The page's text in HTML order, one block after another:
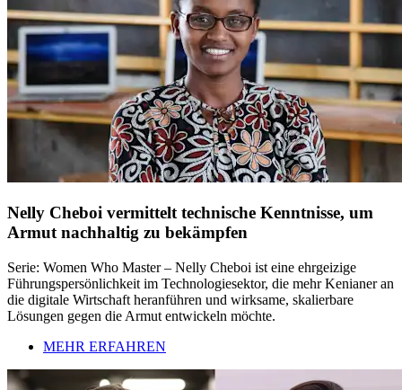
Nelly Cheboi vermittelt technische Kenntnisse, um
Armut nachhaltig zu bekämpfen
Serie: Women Who Master – Nelly Cheboi ist eine ehrgeizige
Führungspersönlichkeit im Technologiesektor, die mehr Kenianer an
die digitale Wirtschaft heranführen und wirksame, skalierbare
Lösungen gegen die Armut entwickeln möchte.
MEHR ERFAHREN